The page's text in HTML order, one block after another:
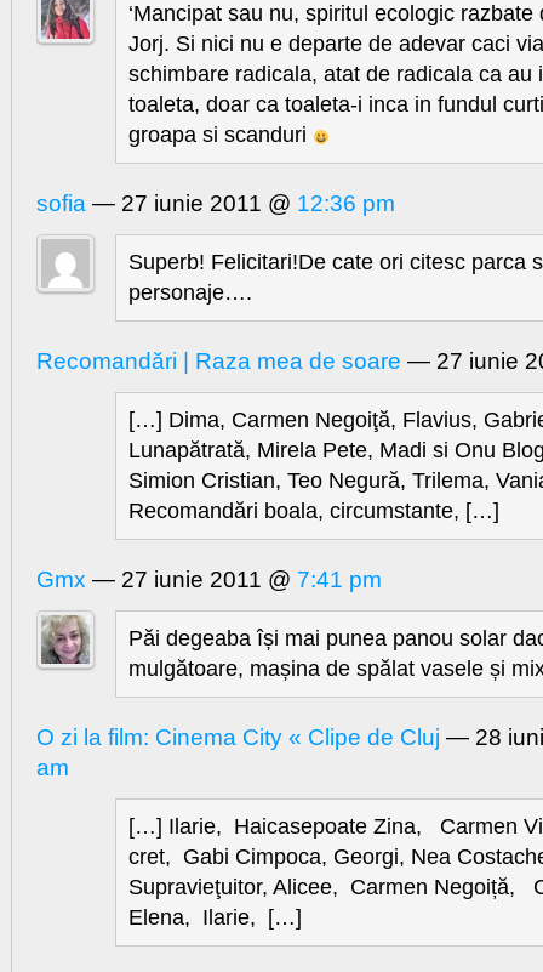
‘Mancipat sau nu, spiritul ecologic
Jorj. Si nici nu e departe de adevar caci
schimbare radicala, atat de radicala ca au
toaleta, doar ca toaleta-i inca in fundul
groapa si scanduri
sofia — 27 iunie 2011 @ 12:36 pm
Superb! Felicitari!De cate ori citesc parca
personaje….
Recomandări | Raza mea de soare — 27 iunie
[…] Dima, Carmen Negoiţă, Flavius,
Lunapătrată, Mirela Pete, Madi si Onu
Simion Cristian, Teo Negură, Trilema,
Recomandări boala, circumstante, […]
Gmx — 27 iunie 2011 @ 7:41 pm
Păi degeaba își mai punea panou solar
mulgătoare, mașina de spălat vasele și
O zi la film: Cinema City « Clipe de Cluj — 28
am
[…] Ilarie, Haicasepoate Zina, Carmen
cret, Gabi Cimpoca, Georgi, Nea
Supravieţuitor, Alicee, Carmen Negoiță,
Elena, Ilarie, […]